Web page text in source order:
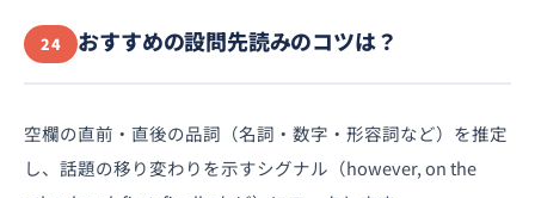
24 おすすめの設問先読みのコツは？
空欄の直前・直後の品詞（名詞・数字・形容詞など）を推定
し、話題の移り変わりを示すシグナル（however, on the